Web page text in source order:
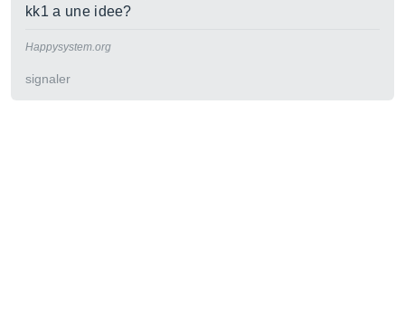
kk1 a une idee?
Happysystem.org
signaler